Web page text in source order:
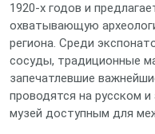
1920‑х годов и
охватывающую
региона. Среди
сосуды, традиционные
запечатлевшие
проводятся на русском
музей доступным для